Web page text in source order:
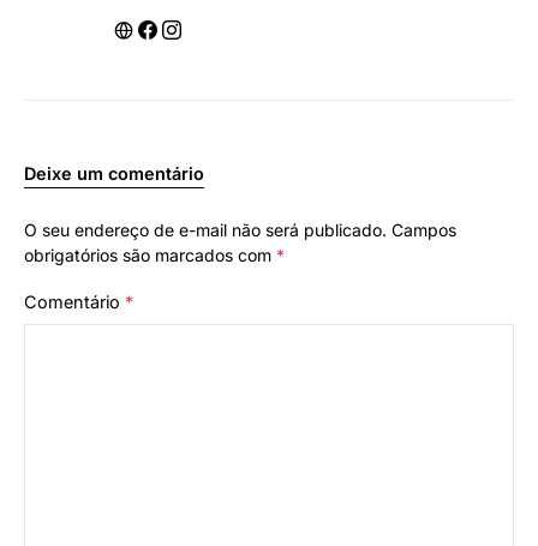
Deixe um comentário
O seu endereço de e-mail não será publicado. Campos
obrigatórios são marcados com *
Comentário *